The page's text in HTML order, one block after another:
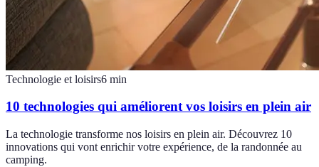
Technologie et loisirs6 min
10 technologies qui améliorent vos loisirs en plein air
La technologie transforme nos loisirs en plein air. Découvrez 10
innovations qui vont enrichir votre expérience, de la randonnée au
camping.